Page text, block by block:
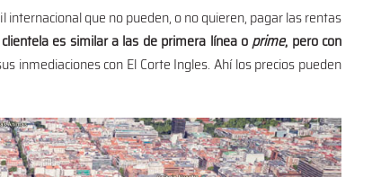
que no pueden, o no quieren, pagar las rentas
es similar a las de primera línea oprime, pero con
inmediaciones con El Corte Ingles. Ahí los precios pueden